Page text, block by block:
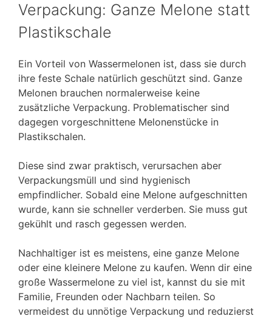
Verpackung: Ganze Melone statt
Plastikschale
Ein Vorteil von Wassermelonen ist, dass sie durch
ihre feste Schale natürlich geschützt sind. Ganze
Melonen brauchen normalerweise keine
zusätzliche Verpackung. Problematischer sind
dagegen vorgeschnittene Melonenstücke in
Plastikschalen.
Diese sind zwar praktisch, verursachen aber
Verpackungsmüll und sind hygienisch
empfindlicher. Sobald eine Melone aufgeschnitten
wurde, kann sie schneller verderben. Sie muss gut
gekühlt und rasch gegessen werden.
Nachhaltiger ist es meistens, eine ganze Melone
oder eine kleinere Melone zu kaufen. Wenn dir eine
große Wassermelone zu viel ist, kannst du sie mit
Familie, Freunden oder Nachbarn teilen. So
vermeidest du unnötige Verpackung und reduzierst